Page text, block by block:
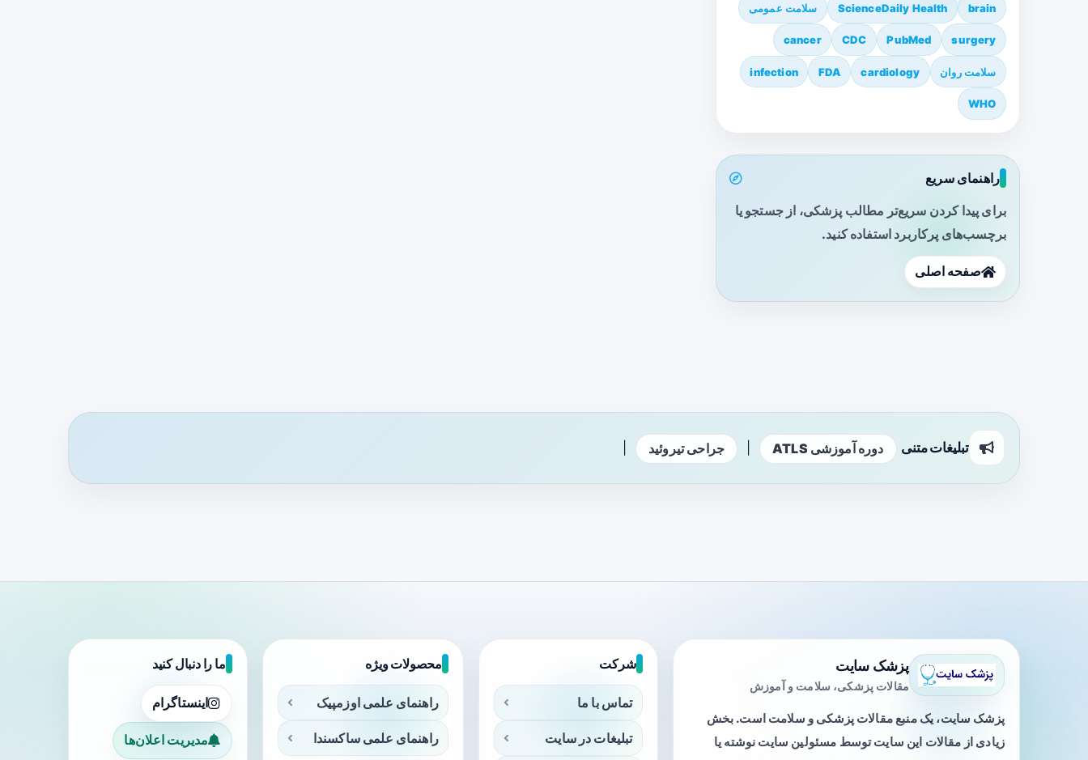
brain
ScienceDaily Health سلامت عمومی
surgery
PubMed
CDC
cancer
سلامت روان cardiology
FDA
infection
WHO
راهنمای سریع
برای پیدا کردن سریع‌تر مطالب پزشکی، از جستجو یا
برچسب‌های پرکاربرد استفاده کنید.
صفحه اصلی
تبلیغات متنی دوره آموزشی ATLS جراحی تیروئید
پزشک سایت
مقالات پزشکی، سلامت و آموزش
پزشک سایت، یک منبع مقالات پزشکی و سلامت است. بخش
زیادی از مقالات این سایت توسط مسئولین سایت نوشته یا
شرکت
تماس با ما
تبلیغات در سایت
محصولات ویژه
راهنمای علمی اوزمپیک
راهنمای علمی ساکسندا
ما را دنبال کنید
اینستاگرام
مدیریت اعلان‌ها